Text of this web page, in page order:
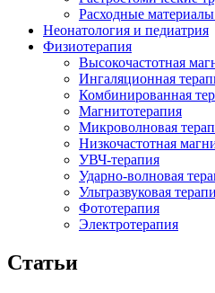
Расходные
Неонатология и педиатрия
Физиотерапия
Высокочастотная
Ингаляционная
Комбинированная
Магнитотерапия
Микроволновая
Низкочастотная
УВЧ-терапия
Ударно-волновая
Ультразвуковая
Фототерапия
Электротерапия
Статьи